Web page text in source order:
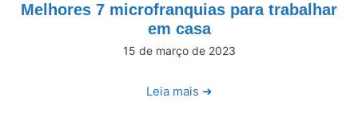
Melhores 7 microfranquias para trabalhar
em casa
15 de março de 2023
Leia mais ➜